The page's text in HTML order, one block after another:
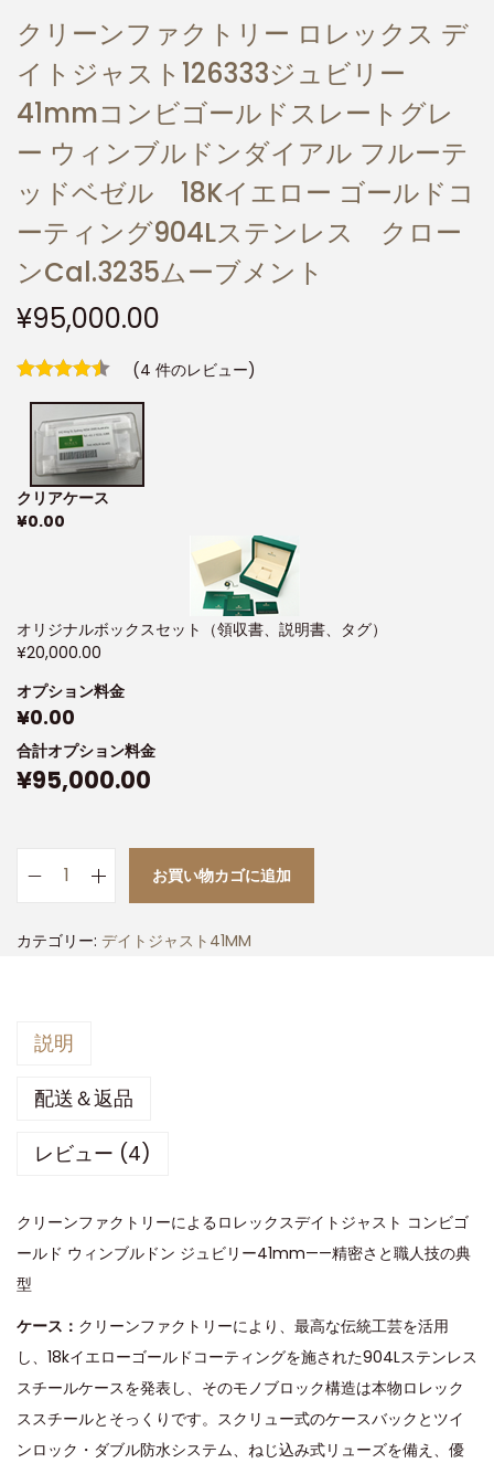
クリーンファクトリー ロレックス デ
イトジャスト126333ジュビリー
41mmコンビゴールドスレートグレ
ー ウィンブルドンダイアル フルーテ
ッドベゼル 18Kイエロー ゴールドコ
ーティング904Lステンレス クロー
ンCal.3235ムーブメント
¥95,000.00
(4 件のレビュー)
クリアケース
¥0.00
オリジナルボックスセット（領収書、説明書、タグ）
¥20,000.00
オプション料金
¥0.00
合計オプション料金
¥95,000.00
お買い物カゴに追加
カテゴリー: デイトジャスト41MM
説明
配送＆返品
レビュー (4)
クリーンファクトリーによるロレックスデイトジャスト コンビゴ
ールド ウィンブルドン ジュビリー41mm——精密さと職人技の典
型
ケース： クリーンファクトリーにより、最高な伝統工芸を活用
し、18kイエローゴールドコーティングを施された904Lステンレス
スチールケースを発表し、そのモノブロック構造は本物ロレック
ススチールとそっくりです。スクリュー式のケースバックとツイ
ンロック・ダブル防水システム、ねじ込み式リューズを備え、優